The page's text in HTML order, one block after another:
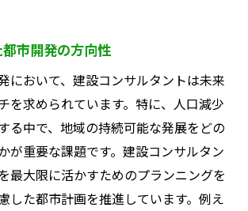
市開発の方向性
において、建設コンサルタントは未来
を求められています。特に、人口減少
る中で、地域の持続可能な発展をどの
が重要な課題です。建設コンサルタン
最大限に活かすためのプランニングを
した都市計画を推進しています。例え